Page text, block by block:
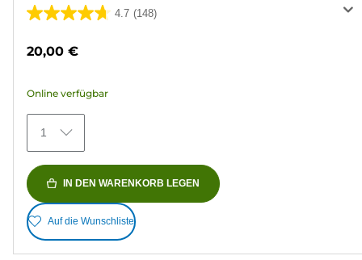
4.7 (148)
4.7
5
148
Bewertungen
20,00 €
Online verfügbar
1
IN DEN WARENKORB LEGEN
Auf die Wunschliste